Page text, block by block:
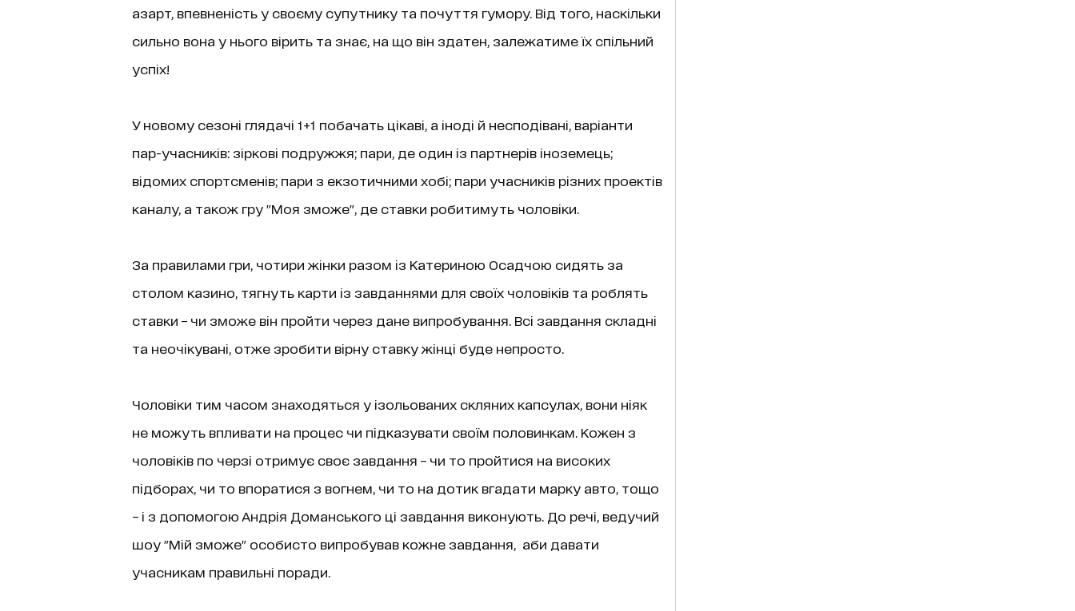
азарт, впевненість у своєму супутнику та почуття гумору. Від того, наскільки
сильно вона у нього вірить та знає, на що він здатен, залежатиме їх спільний
успіх!
У новому сезоні глядачі 1+1 побачать цікаві, а іноді й несподівані, варіанти
пар-учасників: зіркові подружжя; пари, де один із партнерів іноземець;
відомих спортсменів; пари з екзотичними хобі; пари учасників різних проектів
каналу, а також гру "Моя зможе", де ставки робитимуть чоловіки.
За правилами гри, чотири жінки разом із Катериною Осадчою сидять за
столом казино, тягнуть карти із завданнями для своїх чоловіків та роблять
ставки – чи зможе він пройти через дане випробування. Всі завдання складні
та неочікувані, отже зробити вірну ставку жінці буде непросто.
Чоловіки тим часом знаходяться у ізольованих скляних капсулах, вони ніяк
не можуть впливати на процес чи підказувати своїм половинкам. Кожен з
чоловіків по черзі отримує своє завдання – чи то пройтися на високих
підборах, чи то впоратися з вогнем, чи то на дотик вгадати марку авто, тощо
– і з допомогою Андрія Доманського ці завдання виконують. До речі, ведучий
шоу "Мій зможе" особисто випробував кожне завдання, аби давати
учасникам правильні поради.